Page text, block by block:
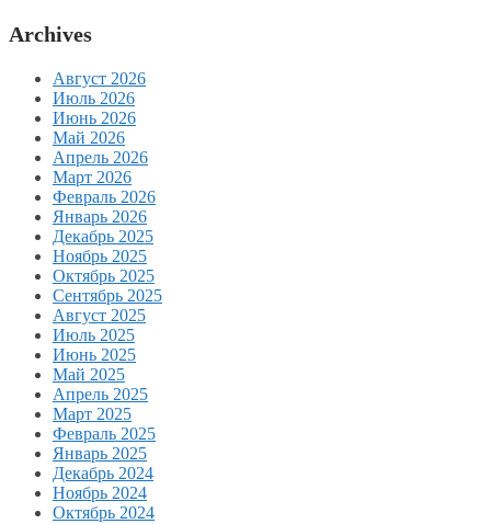
Archives
Август 2026
Июль 2026
Июнь 2026
Май 2026
Апрель 2026
Март 2026
Февраль 2026
Январь 2026
Декабрь 2025
Ноябрь 2025
Октябрь 2025
Сентябрь 2025
Август 2025
Июль 2025
Июнь 2025
Май 2025
Апрель 2025
Март 2025
Февраль 2025
Январь 2025
Декабрь 2024
Ноябрь 2024
Октябрь 2024